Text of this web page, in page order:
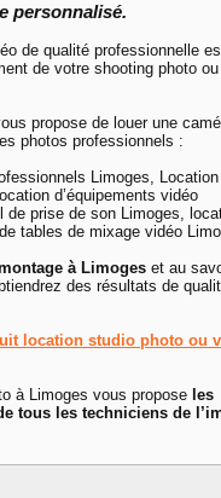
personnalisé.
de qualité professionnelle
de votre shooting photo ou
propose de louer une
photos professionnels :
Limoges,
d’équipements vidéo
de prise de son Limoges,
tables de mixage vidéo
à Limoges et au
des résultats de
location studio photo ou
à Limoges vous propose les
tous les techniciens de